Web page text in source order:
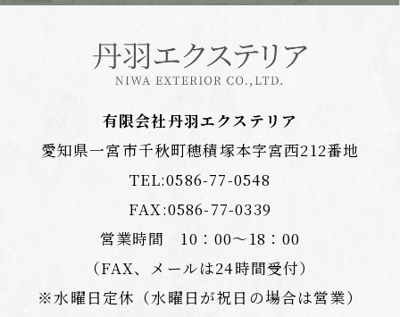
有限会社丹羽エクステリア
愛知県一宮市千秋町穂積塚本字宮西212番地
TEL:0586-77-0548
FAX:0586-77-0339
営業時間 10：00〜18：00
（FAX、メールは24時間受付）
※水曜日定休（水曜日が祝日の場合は営業）